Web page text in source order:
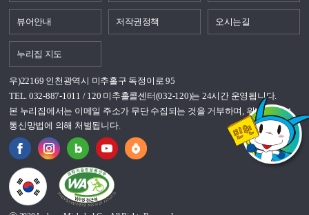
뷰어안내 저작권정책 오시는길
누리집 지도
우)22169 인천광역시 미추홀구 독정이로 95
TEL. 032-887-1011 / 120 미추홀콜센터(032-120)는 24시간 운영됩니다.
본 누리집에서는 이메일 주소가 무단 수집되는 것을 거부하며, 위반시 정보
통신망법에 의해 처벌됩니다.
국가상징이란?